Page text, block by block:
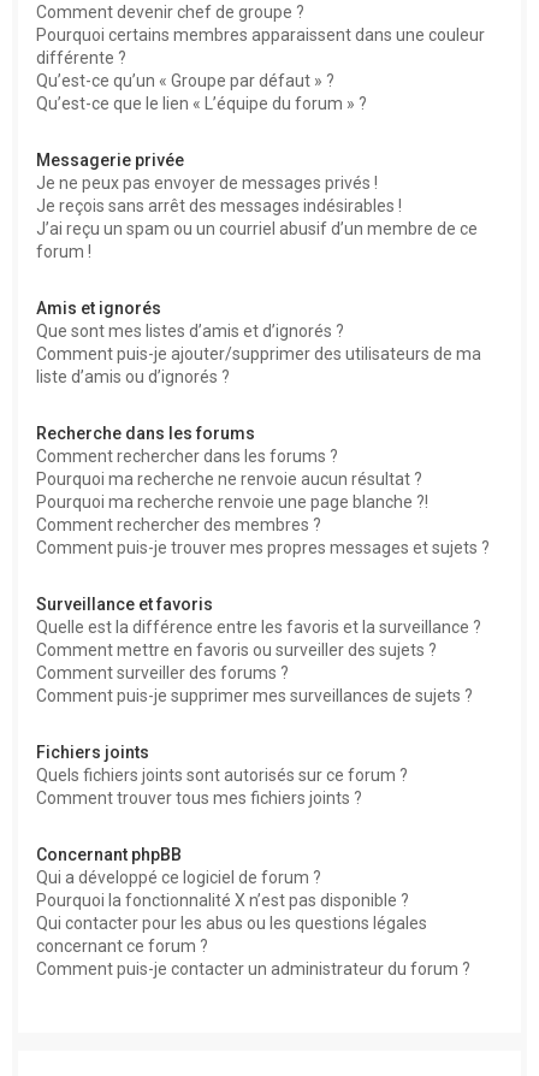
Comment devenir chef de groupe ?
Pourquoi certains membres apparaissent dans une couleur
différente ?
Qu’est-ce qu’un « Groupe par défaut » ?
Qu’est-ce que le lien « L’équipe du forum » ?
Messagerie privée
Je ne peux pas envoyer de messages privés !
Je reçois sans arrêt des messages indésirables !
J’ai reçu un spam ou un courriel abusif d’un membre de ce
forum !
Amis et ignorés
Que sont mes listes d’amis et d’ignorés ?
Comment puis-je ajouter/supprimer des utilisateurs de ma
liste d’amis ou d’ignorés ?
Recherche dans les forums
Comment rechercher dans les forums ?
Pourquoi ma recherche ne renvoie aucun résultat ?
Pourquoi ma recherche renvoie une page blanche ?!
Comment rechercher des membres ?
Comment puis-je trouver mes propres messages et sujets ?
Surveillance et favoris
Quelle est la différence entre les favoris et la surveillance ?
Comment mettre en favoris ou surveiller des sujets ?
Comment surveiller des forums ?
Comment puis-je supprimer mes surveillances de sujets ?
Fichiers joints
Quels fichiers joints sont autorisés sur ce forum ?
Comment trouver tous mes fichiers joints ?
Concernant phpBB
Qui a développé ce logiciel de forum ?
Pourquoi la fonctionnalité X n’est pas disponible ?
Qui contacter pour les abus ou les questions légales
concernant ce forum ?
Comment puis-je contacter un administrateur du forum ?